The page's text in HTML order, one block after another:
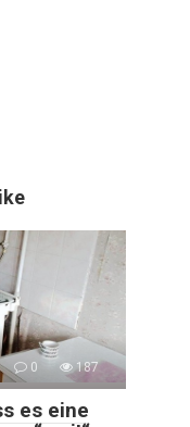
0 187
es eine